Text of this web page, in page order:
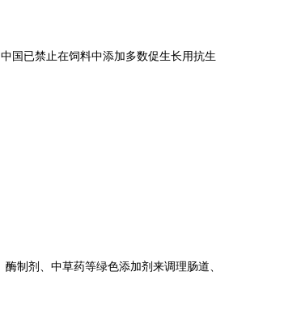
国已禁止在饲料中添加多数促生长用抗生
制剂、中草药等绿色添加剂来调理肠道、